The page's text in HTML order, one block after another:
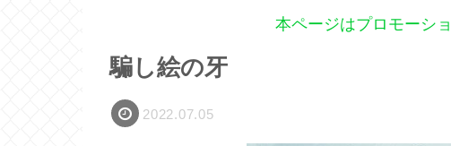
本ページはプロモーシ
騙し絵の牙
2022.07.05